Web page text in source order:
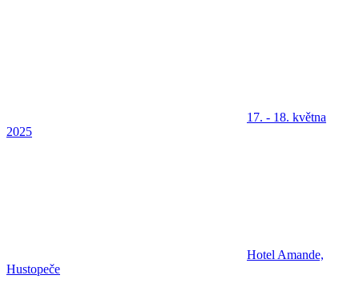
17. - 18. května
2025
Hotel Amande,
Hustopeče